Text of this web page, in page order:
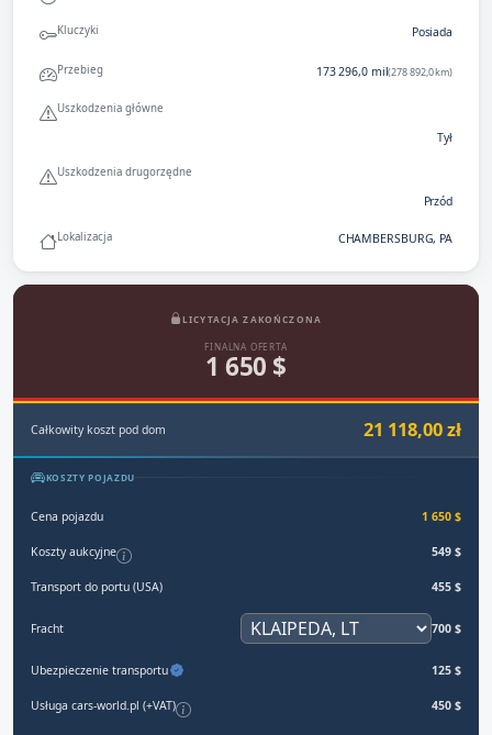
Kluczyki Posiada
Przebieg 173 296,0 mil(278 892,0 km)
Uszkodzenia główne
Tył
Uszkodzenia drugorzędne
Przód
Lokalizacja CHAMBERSBURG, PA
LICYTACJA ZAKOŃCZONA
FINALNA OFERTA
1 650 $
Całkowity koszt pod dom 21 118,00 zł
KOSZTY POJAZDU
Cena pojazdu 1 650 $
Koszty aukcyjne 549 $
Transport do portu (USA) 455 $
Fracht 700 $
Ubezpieczenie transportu 125 $
Usługa cars-world.pl (+VAT) 450 $